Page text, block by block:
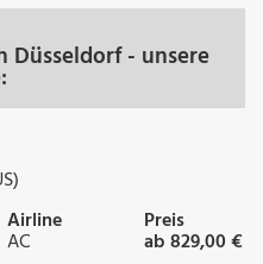
Düsseldorf - unsere
Airline
AC
Preis
ab 829,00 €